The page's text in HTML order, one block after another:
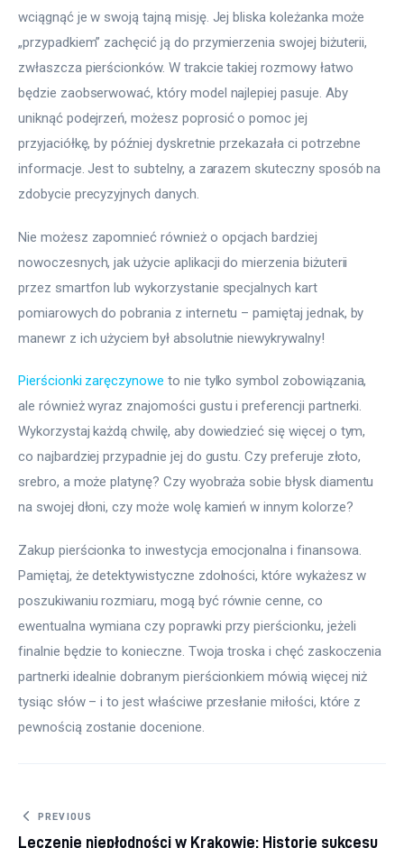
wciągnąć je w swoją tajną misję. Jej bliska koleżanka może
„przypadkiem” zachęcić ją do przymierzenia swojej biżuterii,
zwłaszcza pierścionków. W trakcie takiej rozmowy łatwo
będzie zaobserwować, który model najlepiej pasuje. Aby
uniknąć podejrzeń, możesz poprosić o pomoc jej
przyjaciółkę, by później dyskretnie przekazała ci potrzebne
informacje. Jest to subtelny, a zarazem skuteczny sposób na
zdobycie precyzyjnych danych.
Nie możesz zapomnieć również o opcjach bardziej
nowoczesnych, jak użycie aplikacji do mierzenia biżuterii
przez smartfon lub wykorzystanie specjalnych kart
pomiarowych do pobrania z internetu – pamiętaj jednak, by
manewr z ich użyciem był absolutnie niewykrywalny!
Pierścionki zaręczynowe to nie tylko symbol zobowiązania,
ale również wyraz znajomości gustu i preferencji partnerki.
Wykorzystaj każdą chwilę, aby dowiedzieć się więcej o tym,
co najbardziej przypadnie jej do gustu. Czy preferuje złoto,
srebro, a może platynę? Czy wyobraża sobie błysk diamentu
na swojej dłoni, czy może wolę kamień w innym kolorze?
Zakup pierścionka to inwestycja emocjonalna i finansowa.
Pamiętaj, że detektywistyczne zdolności, które wykażesz w
poszukiwaniu rozmiaru, mogą być równie cenne, co
ewentualna wymiana czy poprawki przy pierścionku, jeżeli
finalnie będzie to konieczne. Twoja troska i chęć zaskoczenia
partnerki idealnie dobranym pierścionkiem mówią więcej niż
tysiąc słów – i to jest właściwe przesłanie miłości, które z
pewnością zostanie docenione.
Nawigacja wpisu
PREVIOUS
Leczenie niepłodności w Krakowie: Historie sukcesu